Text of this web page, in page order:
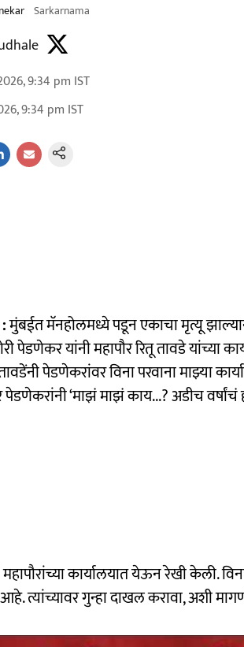
Sarkarnama
9:34 pm IST
9:34 pm IST
मुंबईत मॅनहोलमध्ये पडून एकाचा मृत्यू
पेडणेकर यांनी महापौर रितू तावडे यांच्या
पेडणेकरांवर विना परवाना माझ्या
‘माझं माझं काय...? अडीच
कार्यालयात येऊन रेखी केली.
त्यांच्यावर गुन्हा दाखल करावा, अशी